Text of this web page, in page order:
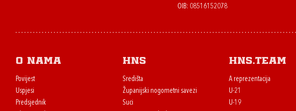
OIB: 08516152078
O nama
Povijest
Uspjesi
Predsjednik
HNS
Središta
Županijski nogometni savezi
Suci
HNS.team
A reprezentacija
U-21
U-19